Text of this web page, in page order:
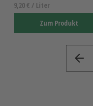
9,20 € / Liter
Zum Produkt